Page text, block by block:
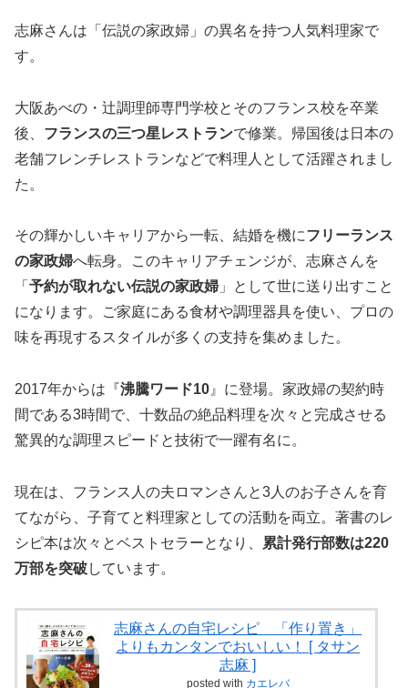
志麻さんは「伝説の家政婦」の異名を持つ人気料理家で
す。
大阪あべの・辻調理師専門学校とそのフランス校を卒業
後、 フランスの三つ星レストランで修業。帰国後は日本の
老舗フレンチレストランなどで料理人として活躍されまし
た。
その輝かしいキャリアから一転、結婚を機にフリーランス
の家政婦へ転身。このキャリアチェンジが、志麻さんを
「 予約が取れない伝説の家政婦 」として世に送り出すこと
になります。ご家庭にある食材や調理器具を使い、プロの
味を再現するスタイルが多くの支持を集めました。
2017年からは『沸騰ワード10 』に登場。家政婦の契約時
間である3時間で、十数品の絶品料理を次々と完成させる
驚異的な調理スピードと技術で一躍有名に。
現在は、フランス人の夫ロマンさんと3人のお子さんを育
てながら、子育てと料理家としての活動を両立。著書のレ
シピ本は次々とベストセラーとなり、
累計発行部数は220
万部を突破しています。
志麻さんの自宅レシピ 「作り置き」
よりもカンタンでおいしい！ [ タサン
志麻 ]
posted with カエレバ